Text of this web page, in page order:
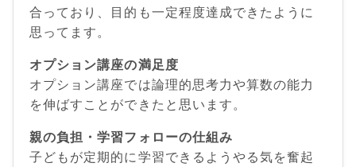
合っており、目的も一定程度達成できたように
思ってます。
オプション講座の満足度
オプション講座では論理的思考力や算数の能力
を伸ばすことができたと思います。
親の負担・学習フォローの仕組み
子どもが定期的に学習できるようやる気を奮起